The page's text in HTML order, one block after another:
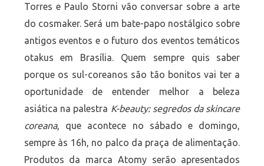
Torres e Paulo Storni vão conversar sobre a arte
do cosmaker. Será um bate-papo nostálgico sobre
antigos eventos e o futuro dos eventos temáticos
otakus em Brasília. Quem sempre quis saber
porque os sul-coreanos são tão bonitos vai ter a
oportunidade de entender melhor a beleza
asiática na palestra K-beauty: segredos da skincare
coreana, que acontece no sábado e domingo,
sempre às 16h, no palco da praça de alimentação.
Produtos da marca Atomy serão apresentados